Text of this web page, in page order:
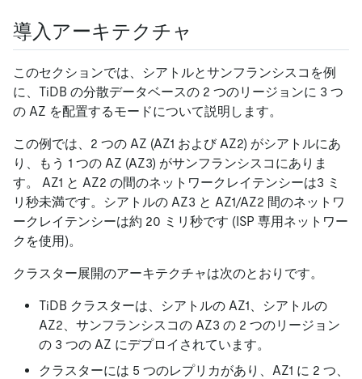
導入アーキテクチャ
このセクションでは、シアトルとサンフランシスコを例
に、TiDB の分散データベースの 2 つのリージョンに 3 つ
の AZ を配置するモードについて説明します。
この例では、2 つの AZ (AZ1 および AZ2) がシアトルにあ
り、もう 1 つの AZ (AZ3) がサンフランシスコにありま
す。 AZ1 と AZ2 の間のネットワークレイテンシーは3 ミ
リ秒未満です。シアトルの AZ3 と AZ1/AZ2 間のネットワ
ークレイテンシーは約 20 ミリ秒です (ISP 専用ネットワー
クを使用)。
クラスター展開のアーキテクチャは次のとおりです。
TiDB クラスターは、シアトルの AZ1、シアトルの
AZ2、サンフランシスコの AZ3 の 2 つのリージョン
の 3 つの AZ にデプロイされています。
クラスターには 5 つのレプリカがあり、AZ1 に 2 つ、